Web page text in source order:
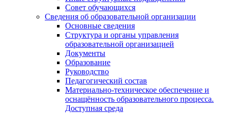
Совет обучающихся
Сведения об образовательной организации
Основные сведения
Структура и органы управления
образовательной организацией
Документы
Образование
Руководство
Педагогический состав
Материально-техническое обеспечение и
оснащённость образовательного процесса.
Доступная среда